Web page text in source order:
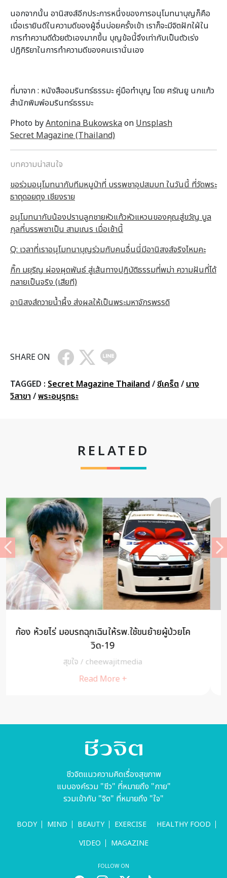
นอกจากนั้น อานิสงส์อีกประการหนึ่งของการอนุโมทนาบุญก็คือ
เมื่อเรายินดีในความดีของผู้อื่นบ่อยครั้งเข้า เราก็จะมีจิตฝักใฝ่ใน
การทำความดีด้วยตัวเองมากขึ้น บุญข้อนี้จึงเท่ากับเป็นตัวเร่ง
ปฏิกิริยาในการทำความดีของคนเรานั่นเอง
ที่มาจาก : หนังสืออมรินทร์ธรรมะ คู่มือทำบุญ โดย ศรัณยู นกแก้ว
สำนักพิมพ์อมรินทร์ธรรมะ
Photo byAntonina Bukowskaon Unsplash
Secret Magazine (Thailand)
บทความน่าสนใจ
ขอร่วมอนุโมทนากับทีมหมูป่าที่ บรรพชาอุปสมบท ในวันนี้ ที่วัดพระ
ธาตุดอยตุง เชียงราย
อนุโมทนากับน้องปราบลูกชายหัวแก้วหัวแหวนของคุณสู่ขวัญ บูล
กุลที่บรรพชาเป็น สามเณร เมื่อเช้านี้
Q: เวลาที่เราอนุโมทนาบุญร่วมกับคนอื่นนี่มีอานิสงส์จริงไหมคะ
กิ๊ก มยุริญ ผ่องผุดพันธ์ สู่เส้นทางปฏิบัติธรรมที่พม่า ความฝันที่ได้
กลายเป็นจริง (เสียที)
อานิสงส์ถวายน้ำผึ้ง ส่งผลให้เป็นพระมหาจักรพรรดิ
SHARE ON
TAGGED : Secret Magazine Thailand /ซีเคร็ต / นาง
วิสาขา /พระอนุรุทธะ
RELATED
ปฏิบัติธรรมระยะสั้น ที่มูลนิธิพระอาจารย์มั่น ภูริทัตโต
MIND/cheewajitmedia
Read More +
ชีวจิตแนวความคิดเรื่องสุขภาพ
แบบองค์รวม "ชีว" ที่หมายถึง "กาย"
รวมเข้ากับ "จิต" ที่หมายถึง "ใจ"
BODY MIND BEAUTY EXERCISE
HEALTHY FOOD
VIDEO
MAGAZINE
FOLLOW ON